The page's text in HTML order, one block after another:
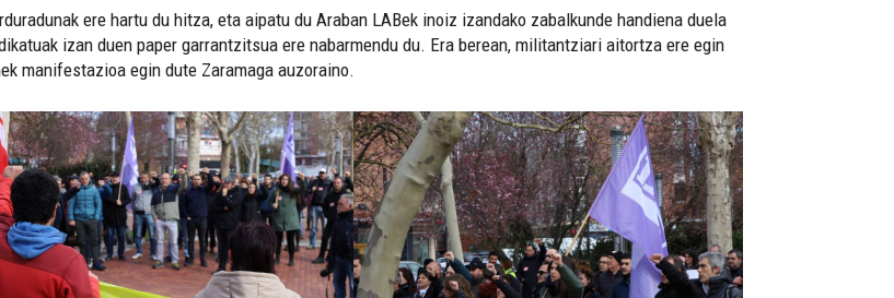
ere hartu du hitza, eta aipatu du Araban LABek inoiz izandako zabalkunde handiena duela
izan duen paper garrantzitsua ere nabarmendu du. Era berean, militantziari aitortza ere egin
manifestazioa egin dute Zaramaga auzoraino.